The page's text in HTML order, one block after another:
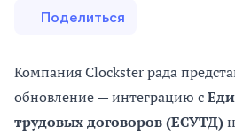
Поделиться
Компания Clockster рада
обновление — интеграцию с
трудовых договоров (ЕСУТД)